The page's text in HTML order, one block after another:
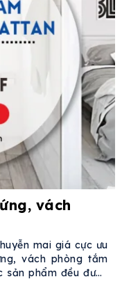
vách
mai giá cực ưu
vách phòng tắm
phẩm đều được